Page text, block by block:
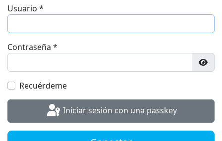
Usuario *
Contraseña *
Recuérdeme
Iniciar sesión con una passkey